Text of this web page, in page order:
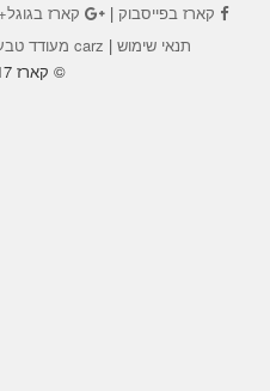
קארז בפייסבוק| קארז
תנאי שימוש | carz מעודד טבעונות
© קארז 2010-2017